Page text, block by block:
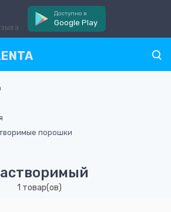
Доступно в
Google Play
порошки
1 товар(ов)